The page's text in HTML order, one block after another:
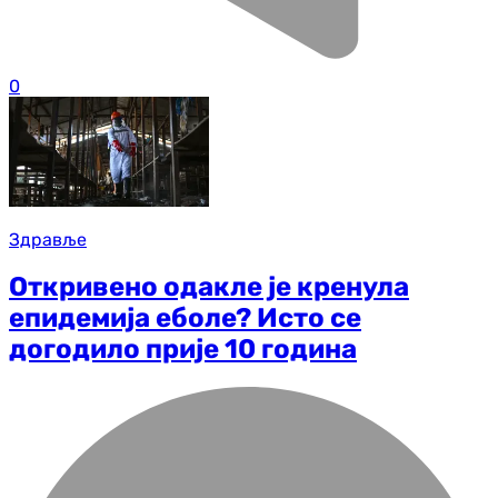
0
Здравље
Откривено одакле је кренула
епидемија еболе? Исто се
догодило прије 10 година